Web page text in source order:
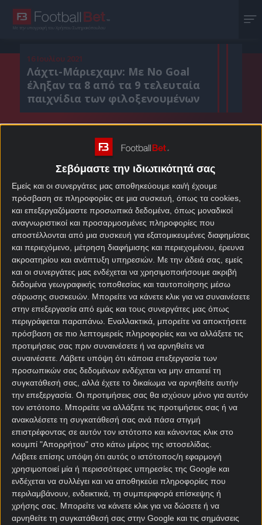
Σεβόμαστε την ιδιωτικότητά σας
Εμείς και οι συνεργάτες μας αποθηκεύουμε και/ή έχουμε
πρόσβαση σε πληροφορίες σε μια συσκευή, όπως τα cookies,
και επεξεργαζόμαστε προσωπικά δεδομένα, όπως μοναδικοί
αναγνωριστικοί και προσαρμοσμένες πληροφορίες που
αποστέλλονται από μια συσκευή για εξατομικευμένες διαφημίσεις
και περιεχόμενο, μέτρηση διαφήμισης και περιεχομένου, έρευνα
ακροατηρίου και ανάπτυξη υπηρεσιών. Με την άδειά σας, εμείς
και οι συνεργάτες μας ενδέχεται να χρησιμοποιήσουμε ακριβή
δεδομένα γεωγραφικής τοποθεσίας και ταυτοποίησης μέσω
σάρωσης συσκευών. Μπορείτε να κάνετε κλικ για να συναινέσετε
στην επεξεργασία από εμάς και τους συνεργάτες μας όπως
περιγράφεται παραπάνω. Εναλλακτικά, μπορείτε να αποκτήσετε
πρόσβαση σε πιο λεπτομερείς πληροφορίες και να αλλάξετε τις
προτιμήσεις σας πριν συναινέσετε ή να αρνηθείτε να
συναινέσετε. Λάβετε υπόψη ότι κάποια επεξεργασία των
προσωπικών σας δεδομένων ενδέχεται να μην απαιτεί τη
συγκατάθεσή σας, αλλά έχετε το δικαίωμα να αρνηθείτε αυτήν
την επεξεργασία. Οι προτιμήσεις σας θα ισχύουν μόνο για αυτόν
τον ιστότοπο. Μπορείτε να αλλάξετε τις προτιμήσεις σας ή να
ανακαλέσετε τη συγκατάθεσή σας ανά πάσα στιγμή
επιστρέφοντας σε αυτόν τον ιστότοπο και κάνοντας κλικ στο
κουμπί "Απορρήτου" στο κάτω μέρος της ιστοσελίδας.
Λάβετε επίσης υπόψη ότι αυτός ο ιστότοπος/η εφαρμογή
χρησιμοποιεί μία ή περισσότερες υπηρεσίες της Google και
ενδέχεται να συλλέγει και να αποθηκεύει πληροφορίες που
περιλαμβάνουν, ενδεικτικά, τη συμπεριφορά επίσκεψης ή
χρήσης σας. Μπορείτε να κάνετε κλικ για να δώσετε ή να
αρνηθείτε τη συγκατάθεσή σας στην Google και τις σημάνσεις
Με την υπογραφή του Χρήστου Σωτηρακόπουλου
16 Ιουλίου 2021
Λάχτι-Μάριεχαμν: Με No Goal
έληξαν τα 8 από τα 9 τελευταία
παιχνίδια των φιλοξενουμένων
Κοιν. :
Πρόσθεσε το Footballbet.gr στην Google
ΣΤΟΙΧΗΜΑΤΙΚΕΣ ΠΡΟΣΦΟΡΕΣ *
Αρχική Σελίδα
Χρήστος Σωτηρακόπουλος
Προγνωστικά
Βαθμολογίες - Στατιστικά
Κουπόνι
Πρόγραμμα TV
Προσφορές*
Για όλες τιςΠροσφορές: *Ισχύουν όροι και
προϋποθέσεις